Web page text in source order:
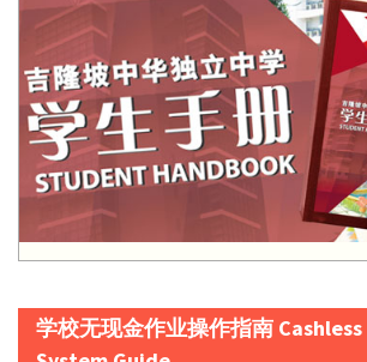
学校无现金作业操作指南